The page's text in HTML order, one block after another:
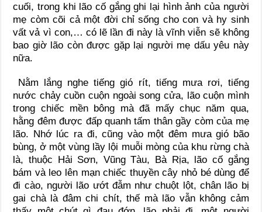
cuối, trong khi lão cố gắng ghi lại hình ảnh của người
mẹ còm cõi cả một đời chỉ sống cho con và hy sinh
vất vả vì con,… có lẽ lần đi này là vĩnh viễn sẽ không
bao giờ lão còn được gặp lại người mẹ dấu yêu này
nữa.
Nằm lắng nghe tiếng gió rít, tiếng mưa rơi, tiếng
nước chảy cuồn cuộn ngoài song cửa, lão cuộn mình
trong chiếc mền bông mà đã mấy chục năm qua,
hằng đêm được đấp quanh tấm thân gầy còm của mẹ
lão. Nhớ lúc ra đi, cũng vào một đêm mưa gió bão
bùng, ở một vùng lầy lội muỗi mòng của khu rừng chà
là, thuộc Hải Sơn, Vũng Tàu, Bà Rịa, lão cố gắng
bám và leo lên mạn chiếc thuyền cây nhỏ bé dùng để
đi cào, người lão ướt đẫm như chuột lột, chân lão bị
gai chà là đâm chi chít, thế mà lão vẫn không cảm